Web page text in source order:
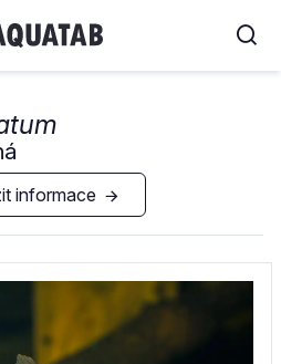
informace